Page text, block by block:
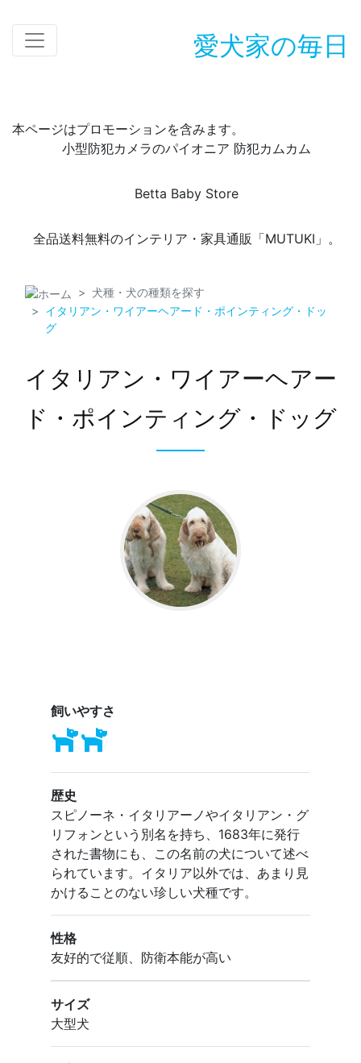
愛犬家の毎日
本ページはプロモーションを含みます。
小型防犯カメラのパイオニア 防犯カムカム
Betta Baby Store
全品送料無料のインテリア・家具通販「MUTUKI」。
犬種・犬の種類を探す
イタリアン・ワイアーヘアード・ポインティング・ドッ
グ
イタリアン・ワイアーヘアー
ド・ポインティング・ドッグ
飼いやすさ
歴史
スピノーネ・イタリアーノやイタリアン・グ
リフォンという別名を持ち、1683年に発行
された書物にも、この名前の犬について述べ
られています。イタリア以外では、あまり見
かけることのない珍しい犬種です。
性格
友好的で従順、防衛本能が高い
サイズ
大型犬